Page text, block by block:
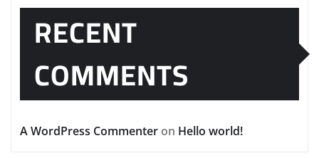
RECENT
COMMENTS
A WordPress Commenter on Hello world!